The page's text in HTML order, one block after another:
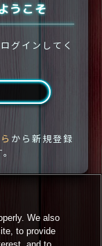
うこそ
グインしてく
から新規登録
We also
to provide